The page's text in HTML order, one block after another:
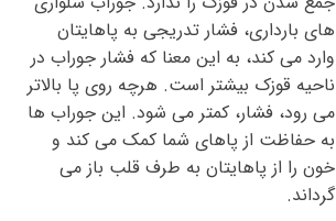
های بارداری، فشار تدریجی به پاهایتان
وارد می کند، به این معنا که فشار جوراب در
ناحیه قوزک بیشتر است. هرچه روی پا بالاتر
می رود، فشار، کمتر می شود. این جوراب ها
به حفاظت از پاهای شما کمک می کند و
خون را از پاهایتان به طرف قلب باز می
گرداند.